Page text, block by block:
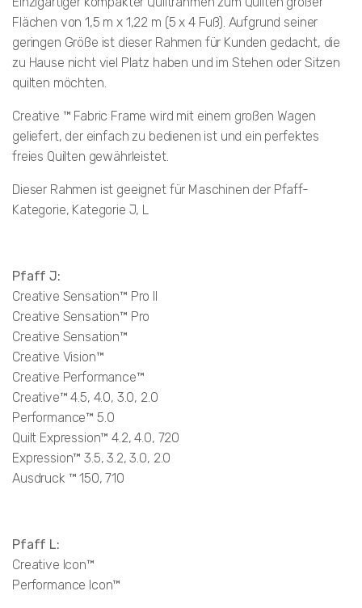
Flächen von 1,5 m x 1,22 m (5 x 4 Fuß). Aufgrund seiner
geringen Größe ist dieser Rahmen für Kunden gedacht, die
zu Hause nicht viel Platz haben und im Stehen oder Sitzen
quilten möchten.
Creative ™ Fabric Frame wird mit einem großen Wagen
geliefert, der einfach zu bedienen ist und ein perfektes
freies Quilten gewährleistet.
Dieser Rahmen ist geeignet für Maschinen der Pfaff-
Kategorie, Kategorie J, L
Pfaff J:
Creative Sensation™ Pro II
Creative Sensation™ Pro
Creative Sensation™
Creative Vision™
Creative Performance™
Creative™ 4.5, 4.0, 3.0, 2.0
Performance™ 5.0
Quilt Expression™ 4.2, 4.0, 720
Expression™ 3.5, 3.2, 3.0, 2.0
Ausdruck ™ 150, 710
Pfaff L:
Creative Icon™
Performance Icon™